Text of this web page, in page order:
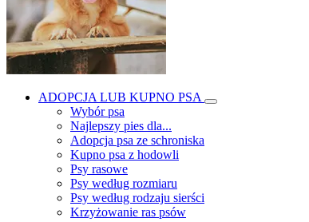
ADOPCJA LUB KUPNO PSA
Wybór psa
Najlepszy pies dla...
Adopcja psa ze schroniska
Kupno psa z hodowli
Psy rasowe
Psy według rozmiaru
Psy według rodzaju sierści
Krzyżowanie ras psów